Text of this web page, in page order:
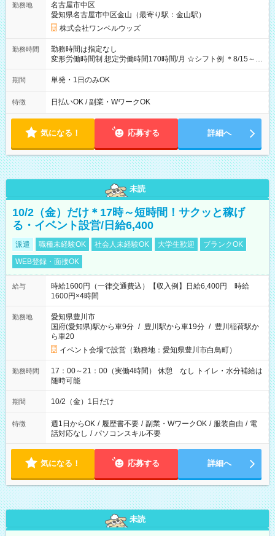
期間なし
勤務地
名古屋市中区
愛知県名古屋市中区金山（最寄り駅：金山駅）
株式会社ワンベルウッズ
勤務時間
勤務時間は指定なし
変形労働時間制 想定労働時間170時間/月 ☆シフト例 ＊8/15～
10/26 全日共通 08：00～12：00 17：00～21：00 ＊8/31
～9/19のみ下記シフトもあります！ 12：00～16：00 ＊9/6～
00
期間 単発・1日のみOK
特徴 日払いOK / 副業・WワークOK
気になる！ 応募する 詳細へ
未読
10/2（金）だけ＊17時～短時間！サクッと稼げ
る・イベント設営/日給6,400
派遣 職種未経験OK 社会人未経験OK 大学生歓迎
ブランクOK
WEB登録・面接OK
給与
時給1600円（一律交通費込）【収入例】日給6,400円 時給
1600円×4時間
勤務地
愛知県豊川市
国府(愛知県)駅から車9分 / 豊川駅から車19分 / 豊川稲荷駅か
ら車20
イベント会場で設営（勤務地：愛知県豊川市白鳥町）
勤務時間
17：00～21：00（実働4時間） 休憩 なし トイレ・水分補給は
随時可能
期間 10/2（金）1日だけ
特徴 週1日からOK / 履歴書不要 / 副業・WワークOK / 服装自由 / 電
話対応なし / パソコンスキル不要
気になる！ 応募する 詳細へ
未読